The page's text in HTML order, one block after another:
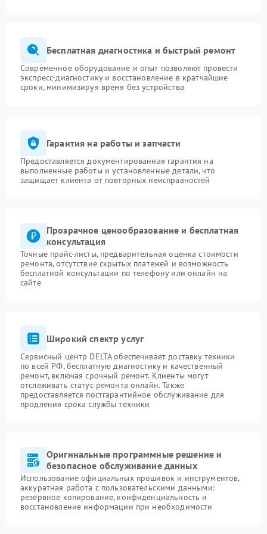
Бесплатная диагностика и быстрый ремонт
Современное оборудование и опыт позволяют провести
экспресс-диагностику и восстановление в кратчайшие
сроки, минимизируя время без устройства
Гарантия на работы и запчасти
Предоставляется документированная гарантия на
выполненные работы и установленные детали, что
защищает клиента от повторных неисправностей
Прозрачное ценообразование и бесплатная
консультация
Точные прайс-листы, предварительная оценка стоимости
ремонта, отсутствие скрытых платежей и возможность
бесплатной консультации по телефону или онлайн на
сайте
Широкий спектр услуг
Сервисный центр DELTA обеспечивает доставку техники
по всей РФ, бесплатную диагностику и качественный
ремонт, включая срочный ремонт. Клиенты могут
отслеживать статус ремонта онлайн. Также
предоставляется постгарантийное обслуживание для
продления срока службы техники
Оригинальные программные решение и
безопасное обслуживание данных
Использование официальных прошивок и инструментов,
аккуратная работа с пользовательскими данными:
резервное копирование, конфиденциальность и
восстановление информации при необходимости